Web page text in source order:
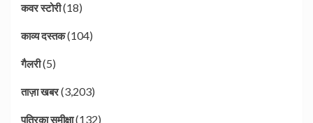
कवर स्टोरी(18)
काव्य दस्तक(104)
गैलरी(5)
ताज़ा खबर(3,203)
पत्रिका समीक्षा(132)